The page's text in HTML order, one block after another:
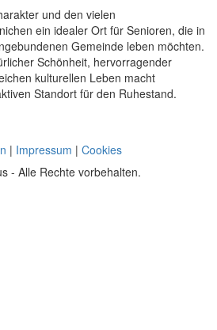
und den vielen
ein idealer Ort für Senioren, die in
Gemeinde leben möchten.
Schönheit, hervorragender
kulturellen Leben macht
Standort für den Ruhestand.
| Impressum | Cookies
- Alle Rechte vorbehalten.